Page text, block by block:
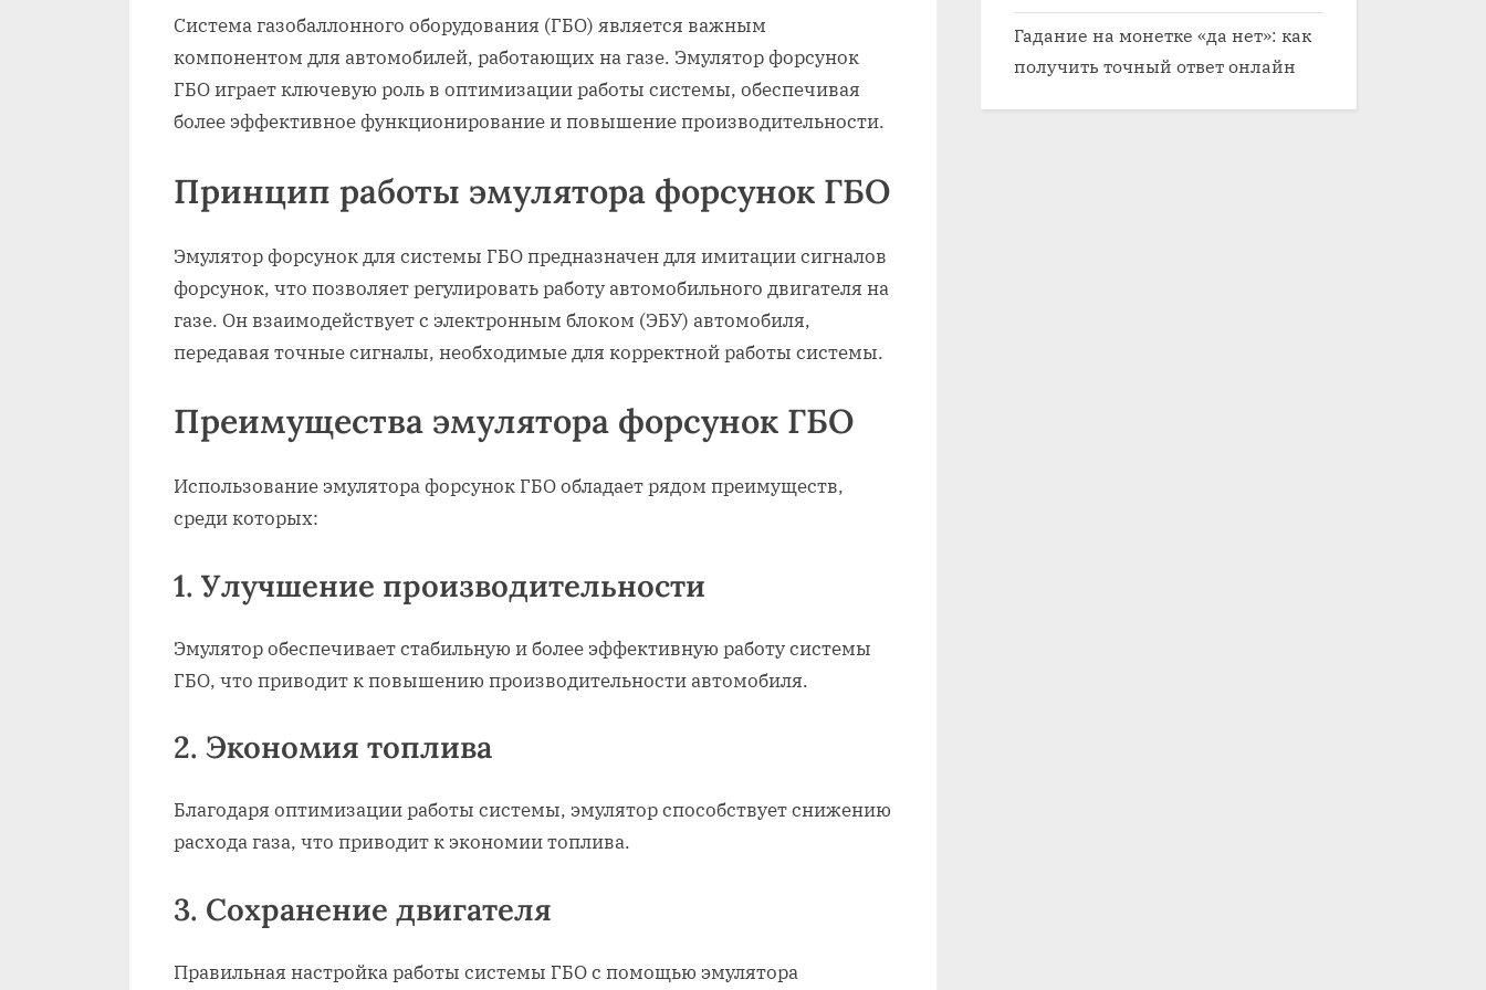
Система газобаллонного оборудования (ГБО) является важным
компонентом для автомобилей, работающих на газе. Эмулятор форсунок
ГБО играет ключевую роль в оптимизации работы системы, обеспечивая
более эффективное функционирование и повышение производительности.
Принцип работы эмулятора форсунок ГБО
Эмулятор форсунок для системы ГБО предназначен для имитации сигналов
форсунок, что позволяет регулировать работу автомобильного двигателя на
газе. Он взаимодействует с электронным блоком (ЭБУ) автомобиля,
передавая точные сигналы, необходимые для корректной работы системы.
Преимущества эмулятора форсунок ГБО
Использование эмулятора форсунок ГБО обладает рядом преимуществ,
среди которых:
1. Улучшение производительности
Эмулятор обеспечивает стабильную и более эффективную работу системы
ГБО, что приводит к повышению производительности автомобиля.
2. Экономия топлива
Благодаря оптимизации работы системы, эмулятор способствует снижению
расхода газа, что приводит к экономии топлива.
3. Сохранение двигателя
Правильная настройка работы системы ГБО с помощью эмулятора
Гадание на монетке «да нет»: как
получить точный ответ онлайн